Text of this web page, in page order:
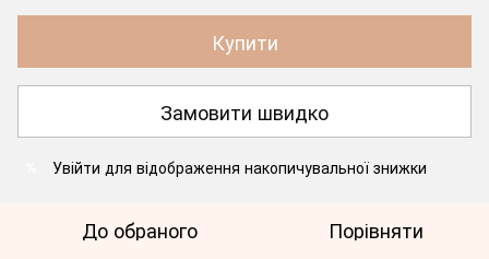
Купити
Замовити швидко
Увійти для відображення накопичувальної знижки
До обраного Порівняти